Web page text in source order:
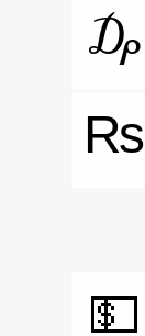
₯
₨
💵